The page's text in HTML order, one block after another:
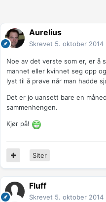
Aurelius
Skrevet 5. oktober 2014
Noe av det verste som er, er å
mannet eller kvinnet seg opp
lyst til å prøve når man hadde
Det er jo uansett bare en
sammenhengen.
Kjør på!
Siter
Fluff
Skrevet 5. oktober 2014